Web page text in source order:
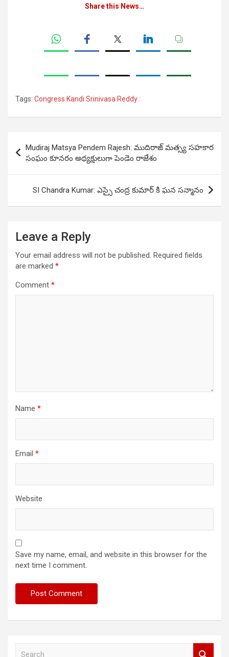
Share this News…
Tags: Congress Kandi Srinivasa Reddy :
navigation
Mudiraj Matsya Pendem Rajesh: ముదిరాజ్ మత్స్య సహకార
సంఘం కూనరం అధ్యక్షులుగా పెండెం రాజేశం
SI Chandra Kumar: ఎస్సై చంద్ర కుమార్ కి ఘన సన్మానం
Leave a Reply
Your email address will not be published. Required fields
are marked *
Comment *
Name *
Email *
Website
Save my name, email, and website in this browser for the
next time I comment.